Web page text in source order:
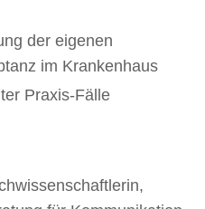
der eigenen
im Krankenhaus
Praxis-Fälle